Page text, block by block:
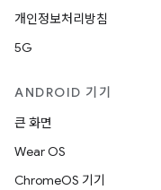
개인정보처리방침
5G
ANDROID 기기
큰 화면
Wear OS
ChromeOS 기기